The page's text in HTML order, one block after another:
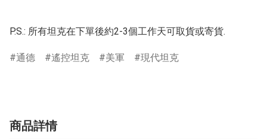
P.S.: 所有坦克在下單後約2-3個工作天可取貨或寄貨.
通德 遙控坦克 美軍 現代坦克
商品詳情